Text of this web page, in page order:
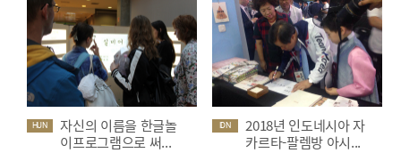
HUN
자신의 이름을 한글놀
이프로그램으로 써...
IDN
2018년 인도네시아 자
카르타-팔렘방 아시...